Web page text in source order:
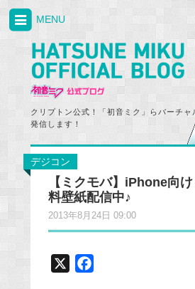
クリプトン公式！「初音ミク」らバーチャ
発信します！
MENU
デジコン
【ミクモバ】iPhone向
料壁紙配信中♪
2013年8月24日 09:00